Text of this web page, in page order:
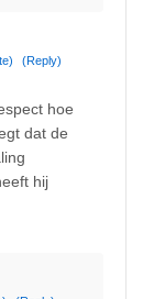
(Reply)
hoe
dat de
hij